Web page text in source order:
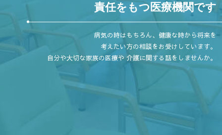
責任をもつ医療機関です
病気の時はもちろん、健康な時から将来を
考えたい方の相談をお受けしています。
自分や大切な家族の医療や 介護に関する話をしませんか。